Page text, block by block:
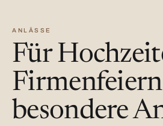
ANLÄSSE
Für
besondere